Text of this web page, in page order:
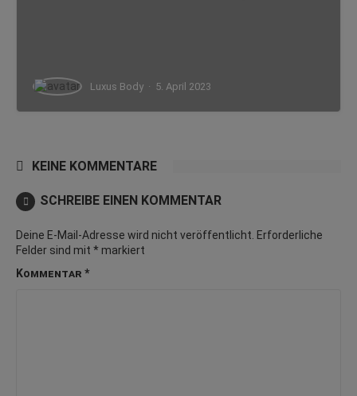
Luxus Body · 5. April 2023
KEINE KOMMENTARE
SCHREIBE EINEN KOMMENTAR
Deine E-Mail-Adresse wird nicht veröffentlicht. Erforderliche
Felder sind mit * markiert
Kommentar *